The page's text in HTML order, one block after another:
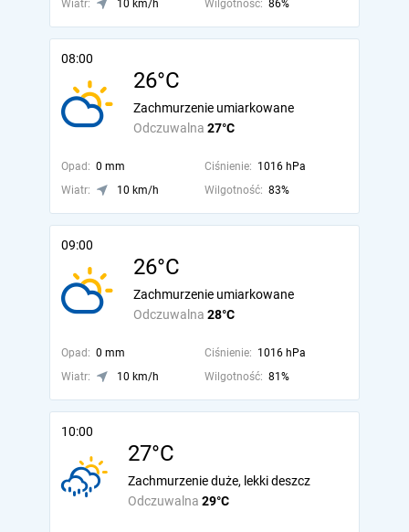
Wiatr: 10 km/h Wilgotność: 86%
08:00
26°C
Odczuwalna 27°C
Zachmurzenie umiarkowane
Opad: 0 mm Ciśnienie: 1016 hPa
Wiatr:
10 km/h Wilgotność: 83%
09:00
26°C
Odczuwalna 28°C
Zachmurzenie umiarkowane
Opad: 0 mm Ciśnienie: 1016 hPa
Wiatr:
10 km/h Wilgotność: 81%
10:00
27°C
Odczuwalna 29°C
Zachmurzenie duże, lekki deszcz